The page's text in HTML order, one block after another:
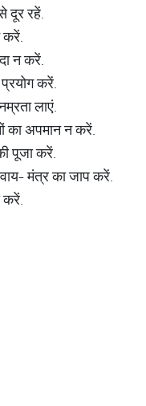
दूर रहें.
करें.
न करें.
करें.
लाएं.
का अपमान न करें.
पूजा करें.
मंत्र का जाप करें.
करें.